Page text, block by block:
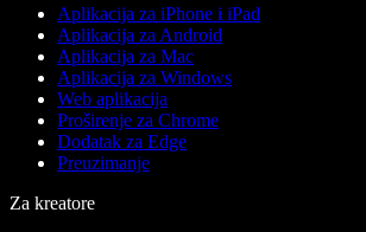
Aplikacija za iPhone i iPad
Aplikacija za Android
Aplikacija za Mac
Aplikacija za Windows
Web aplikacija
Proširenje za Chrome
Dodatak za Edge
Preuzimanje
Za kreatore